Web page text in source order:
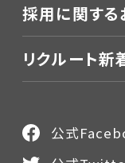
採用に関す
リクルート新
公式